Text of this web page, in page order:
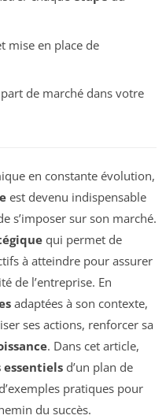
mise en place de
de marché dans votre
en constante évolution,
est devenu indispensable
s’imposer sur son marché.
qui permet de
à atteindre pour assurer
de l’entreprise. En
adaptées à son contexte,
ses actions, renforcer sa
. Dans cet article,
d’un plan de
pratiques pour
du succès.